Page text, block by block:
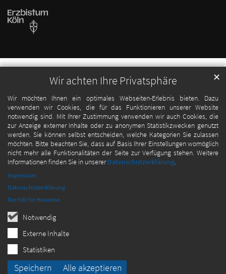
Wir achten Ihre Privatsphäre
Wir möchten Ihnen ein optimales Webseiten-Erlebnis bieten. Dazu
verwenden wir Cookies, die für das Funktionieren unserer Website
notwendig sind. Mit Ihrer Zustimmung verwenden wir auch Cookies, die
zur Anzeige externer Inhalte oder zu anonymen Statistikzwecken genutzt
werden. Sie können selbst entscheiden, welche Kategorien Sie zulassen
möchten. Bitte beachten Sie, dass auf Basis Ihrer Einstellungen womöglich
nicht mehr alle Funktionalitäten der Seite zur Verfügung stehen. Weitere
Informationen finden Sie in unsererDatenschutzerklärung.
Notwendig
Externe Inhalte
Statistiken
Speichern Alle akzeptieren
✕
Impressum
Datenschutzerklärung
Rechtliche Hinweise